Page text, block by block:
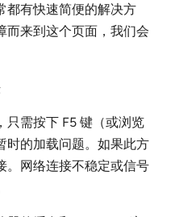
都有快速简便的解决方
而来到这个页面，我们会
只需按下 F5 键（或浏览
时的加载问题。如果此方
。网络连接不稳定或信号